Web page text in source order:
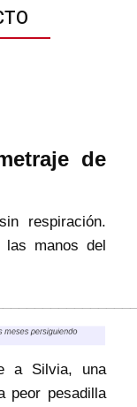
de
respiración.
manos del
a Silvia, una
peor pesadilla